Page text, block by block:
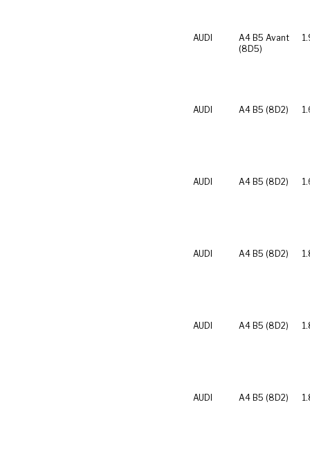
AUDI
A4 B5 Avant
(8D5)
AUDI A4 B5 (8D2)
AUDI A4 B5 (8D2)
AUDI A4 B5 (8D2)
AUDI A4 B5 (8D2)
AUDI A4 B5 (8D2)